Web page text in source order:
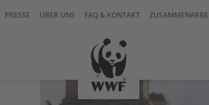
PRESSE ÜBER UNS FAQ & KONTAKT